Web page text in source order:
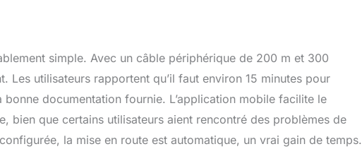
simple. Avec un câble périphérique de 200 m et 300
Les utilisateurs rapportent qu’il faut environ 15 minutes pour
documentation fournie. L’application mobile facilite le
bien que certains utilisateurs aient rencontré des problèmes de
la mise en route est automatique, un vrai gain de temps.